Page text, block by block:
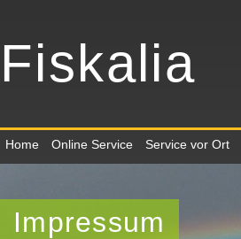
Fiskalia
Home Online Service Service vor Ort
Impressum